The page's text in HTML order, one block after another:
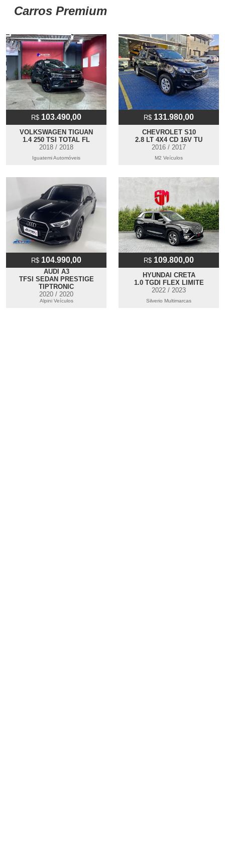
Carros Premium
R$ 103.490,00
VOLKSWAGEN TIGUAN
1.4 250 TSI TOTAL FL
2018 / 2018
Iguatemi Automóveis
R$ 131.980,00
CHEVROLET S10
2.8 LT 4X4 CD 16V TU
2016 / 2017
M2 Veículos
R$ 104.990,00
AUDI A3
TFSI SEDAN PRESTIGE
TIPTRONIC
2020 / 2020
Alpini Veículos
R$ 109.800,00
HYUNDAI CRETA
1.0 TGDI FLEX LIMITE
2022 / 2023
Silverio Multimarcas